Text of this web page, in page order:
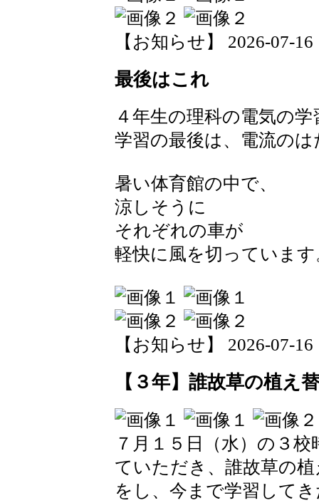
【お知らせ】 2026-07-16
最後はこれ
４年生の理科の電気の学
学習の最後は、電流の
暑い体育館の中で、
涼しそうに
それぞれの車が
軽快に風を切っています
【お知らせ】 2026-07-16
【３年】誰故草の植え
７月１５日（水）の３
ていただき、誰故草の
をし、今まで学習して